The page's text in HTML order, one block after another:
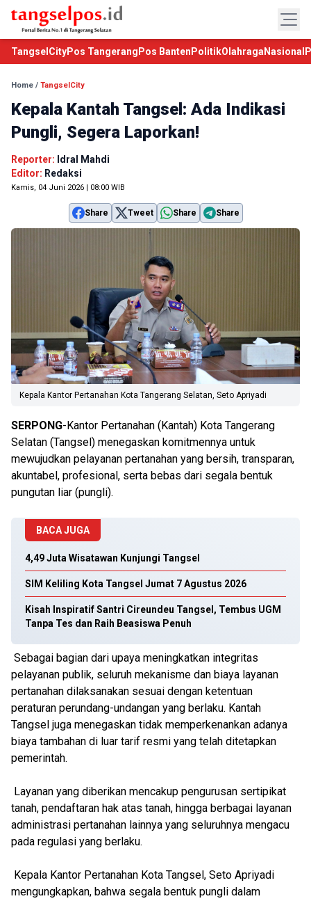
TangselCityPos Tangerang Pos Banten PolitikOlahraga Nasional
Home / TangselCity
Kepala Kantah Tangsel: Ada Indikasi
Pungli, Segera Laporkan!
Reporter: Idral Mahdi
Editor: Redaksi
Kamis, 04 Juni 2026 | 08:00 WIB
Share Tweet Share Share
Kepala Kantor Pertanahan Kota Tangerang Selatan, Seto Apriyadi
SERPONG-Kantor Pertanahan (Kantah) Kota Tangerang
Selatan (Tangsel) menegaskan komitmennya untuk
mewujudkan pelayanan pertanahan yang bersih, transparan,
akuntabel, profesional, serta bebas dari segala bentuk
pungutan liar (pungli).
BACA JUGA
4,49 Juta Wisatawan Kunjungi Tangsel
SIM Keliling Kota Tangsel Jumat 7 Agustus 2026
Kisah Inspiratif Santri Cireundeu Tangsel, Tembus UGM
Tanpa Tes dan Raih Beasiswa Penuh
Sebagai bagian dari upaya meningkatkan integritas
pelayanan publik, seluruh mekanisme dan biaya layanan
pertanahan dilaksanakan sesuai dengan ketentuan
peraturan perundang-undangan yang berlaku. Kantah
Tangsel juga menegaskan tidak memperkenankan adanya
biaya tambahan di luar tarif resmi yang telah ditetapkan
pemerintah.
Layanan yang diberikan mencakup pengurusan sertipikat
tanah, pendaftaran hak atas tanah, hingga berbagai layanan
administrasi pertanahan lainnya yang seluruhnya mengacu
pada regulasi yang berlaku.
Kepala Kantor Pertanahan Kota Tangsel, Seto Apriyadi
mengungkapkan, bahwa segala bentuk pungli dalam